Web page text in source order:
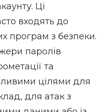
Ці
входять до
програм з безпеки.
паролів
та
цілями для
для атак з